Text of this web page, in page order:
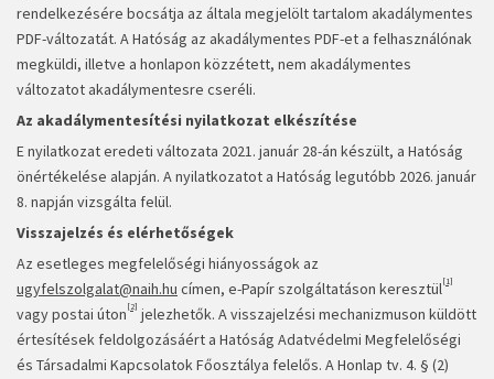
rendelkezésére bocsátja az általa megjelölt tartalom akadálymentes
PDF-változatát. A Hatóság az akadálymentes PDF-et a felhasználónak
megküldi, illetve a honlapon közzétett, nem akadálymentes
változatot akadálymentesre cseréli.
Az akadálymentesítési nyilatkozat elkészítése
E nyilatkozat eredeti változata 2021. január 28-án készült, a Hatóság
önértékelése alapján. A nyilatkozatot a Hatóság legutóbb 2026. január
8. napján vizsgálta felül.
Visszajelzés és elérhetőségek
Az esetleges megfelelőségi hiányosságok az
ugyfelszolgalat@naih.hu címen, e-Papír szolgáltatáson keresztül[1]
vagy postai úton [2] jelezhetők. A visszajelzési mechanizmuson küldött
értesítések feldolgozásáért a Hatóság Adatvédelmi Megfelelőségi
és Társadalmi Kapcsolatok Főosztálya felelős. A Honlap tv. 4. § (2)